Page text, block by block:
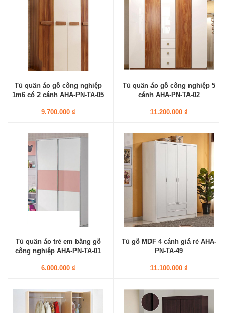
Tủ quần áo gỗ công nghiệp
1m6 có 2 cánh AHA-PN-TA-05
9.700.000 ₫
Tủ quần áo gỗ công nghiệp 5
cánh AHA-PN-TA-02
11.200.000 ₫
Tủ quần áo trẻ em bằng gỗ
công nghiệp AHA-PN-TA-01
6.000.000 ₫
Tủ gỗ MDF 4 cánh giá rẻ AHA-
PN-TA-49
11.100.000 ₫